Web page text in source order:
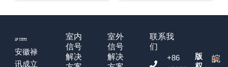
安徽禄
讯成立
室内
信号
解决
室外
信号
解决
联系我
们
+86
版
皖